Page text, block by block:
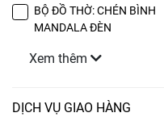
BỘ ĐỒ THỜ: CHÉN BÌNH
MANDALA ĐÈN
Xem thêm
DỊCH VỤ GIAO HÀNG